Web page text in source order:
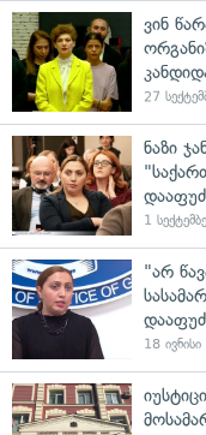
ვინ
27
ნაზი
1
"არ
18